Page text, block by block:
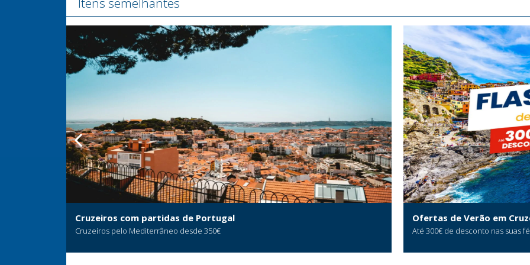
Cruzeiros com partidas de Portugal
Cruzeiros pelo Mediterrâneo desde 350€
Ofertas de Verão em
Até 300€ de desconto nas suas